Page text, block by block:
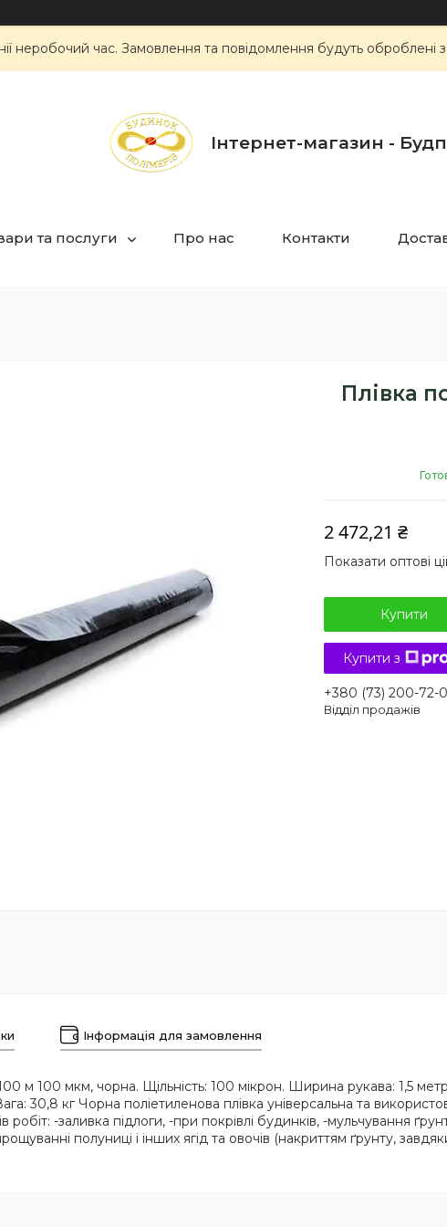
неробочий час. Замовлення та повідомлення будуть
Інтернет-магазин -
та послуги Про нас Контакти
Плівка
2 472,21 ₴
Показати оптові
Купити
Купити з
+380 (73) 200-72-
Відділ продажів
Інформація для замовлення
м 100 мкм, чорна. Щільність: 100 мікрон. Ширина рукава: 1,5
30,8 кг Чорна поліетиленова плівка універсальна та
робіт: -заливка підлоги, -при покрівлі будинків, -мульчування
полуниці і інших ягід та овочів (накриттям ґрунту,